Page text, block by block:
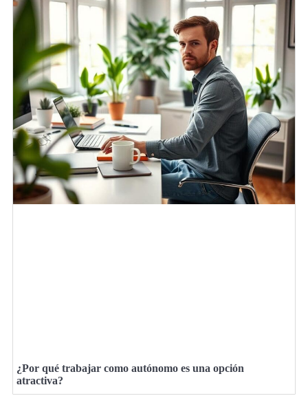
¿Por qué trabajar como autónomo es una opción
atractiva?